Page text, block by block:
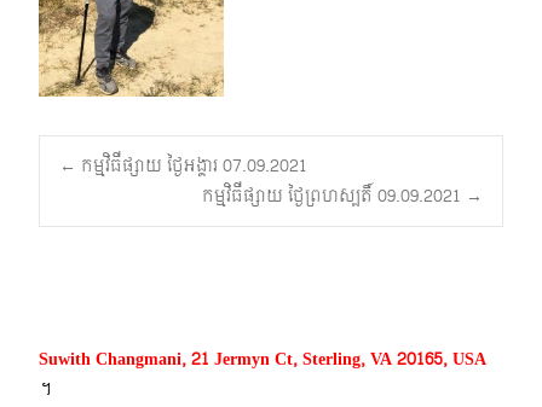
Post
navigation
← កម្មវិធីផ្សាយ ថ្ងៃអង្គារ 07.09.2021
កម្មវិធីផ្សាយ ថ្ងៃព្រហស្បតិ៍ 09.09.2021 →
Suwith Changmani, 21 Jermyn Ct, Sterling, VA 20165, USA
។​